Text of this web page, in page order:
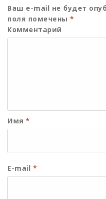
Ваш e-mail не будет
поля помечены *
Комментарий
Имя *
E-mail *